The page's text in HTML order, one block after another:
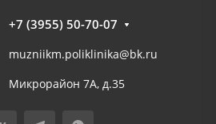
+7 (3955) 50-70-07
muzniikm.poliklinika@bk.ru
Микрорайон 7А, д.35